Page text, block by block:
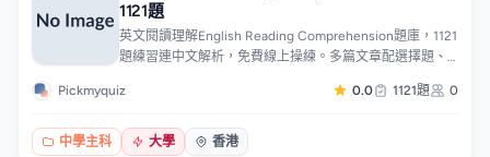
1121題
英文閱讀理解English Reading Comprehension題庫，1121
題練習連中文解析，免費線上操練。多篇文章配選擇題、
主旨理解、細節搜尋、推論、指代關係及詞義判斷，附答
Pickmyquiz 0.0 1121題 0
中學主科 大學 香港